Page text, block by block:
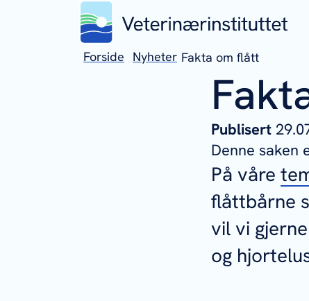
Forside Nyheter Fakta om flått
Publisert
Denne saken
På våre
flåttbårne
vil vi
og